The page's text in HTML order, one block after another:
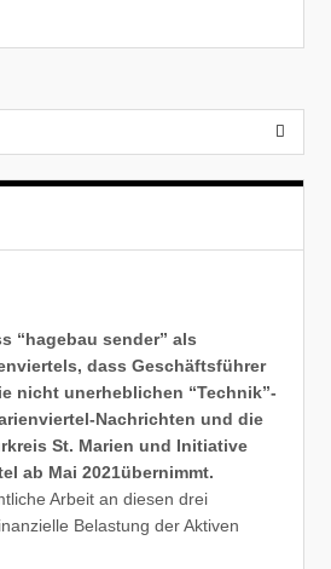
“hagebau sender” als
dass Geschäftsführer
nicht unerheblichen “Technik”-
Nachrichten und die
St. Marien und Initiative
ab Mai 2021übernimmt.
Arbeit an diesen drei
Belastung der Aktiven